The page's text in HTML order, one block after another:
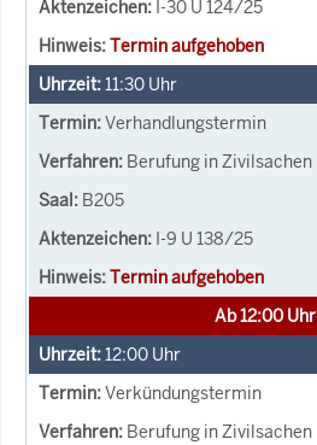
I-30 U 124/25
Termin aufgehoben
11:30 Uhr
Verhandlungstermin
Berufung in Zivilsachen
B205
I-9 U 138/25
Termin aufgehoben
Ab 12:00 Uhr
12:00 Uhr
Verkündungstermin
Berufung in Zivilsachen